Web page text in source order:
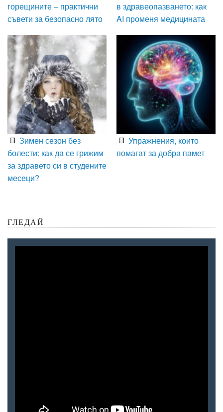
горещините – практични
съвети за безопасно лято
в здравеопазването: как
AI променя медицината
Зимен сезон без
болести: как да се грижим
за здравето си в студените
месеци?
Упражнения, които
помагат за добра памет
ГЛЕДАЙ